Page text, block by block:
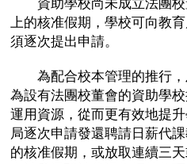
資助學校尚未成立法團校
上的核准假期，學校可向教
須逐次提出申請。
為配合校本管理的推行，
為設有法團校董會的資助學
運用資源，從而更有效地提
局逐次申請發還聘請日薪代
的核准假期，或放取連續三